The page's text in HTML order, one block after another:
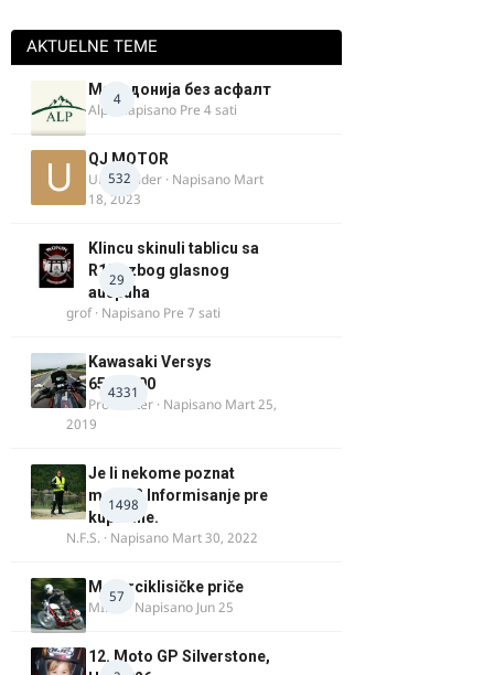
AKTUELNE TEME
4
Македонија без асфалт
Alp · Napisano Pre 4 sati
532
QJ MOTOR
Urban Rider · Napisano Mart
18, 2023
29
Klincu skinuli tablicu sa
R125 zbog glasnog
auspuha
grof· Napisano Pre 7 sati
4331
Kawasaki Versys
650/1000
ProMaster · Napisano Mart 25,
2019
1498
Je li nekome poznat
motor? Informisanje pre
kupovine.
N.F.S. · Napisano Mart 30, 2022
57
Motorciklisičke priče
MIHO · Napisano Jun 25
12. Moto GP Silverstone,